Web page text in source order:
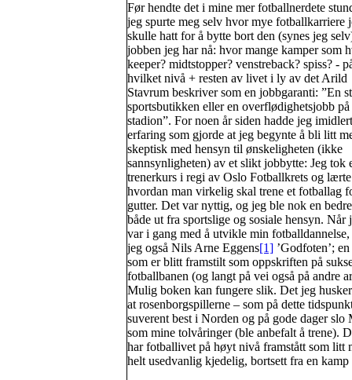
Før hendte det i mine mer fotballnerdete
jeg spurte meg selv hvor mye fotballkarriere
skulle hatt for å bytte bort den (synes jeg
jobben jeg har nå: hvor mange kamper som
keeper? midtstopper? venstreback? spiss? -
hvilket nivå + resten av livet i ly av det Arild
Stavrum beskriver som en jobbgaranti: ”En
sportsbutikken eller en overflødighetsjobb på
stadion”. For noen år siden hadde jeg
erfaring som gjorde at jeg begynte å bli litt
skeptisk med hensyn til ønskeligheten (ikke
sannsynligheten) av et slikt jobbytte: Jeg tok
trenerkurs i regi av Oslo Fotballkrets og lærte
hvordan man virkelig skal trene et fotballag
gutter. Det var nyttig, og jeg ble nok en
både ut fra sportslige og sosiale hensyn. Når
var i gang med å utvikle min fotballdannelse,
jeg også Nils Arne Eggens[1] ’Godfoten’;
som er blitt framstilt som oppskriften på
fotballbanen (og langt på vei også på andre
Mulig boken kan fungere slik. Det jeg
at rosenborgspillerne – som på dette
suverent best i Norden og på gode dager
som mine tolvåringer (ble anbefalt å trene).
har fotballivet på høyt nivå framstått som litt
helt usedvanlig kjedelig, bortsett fra en kamp